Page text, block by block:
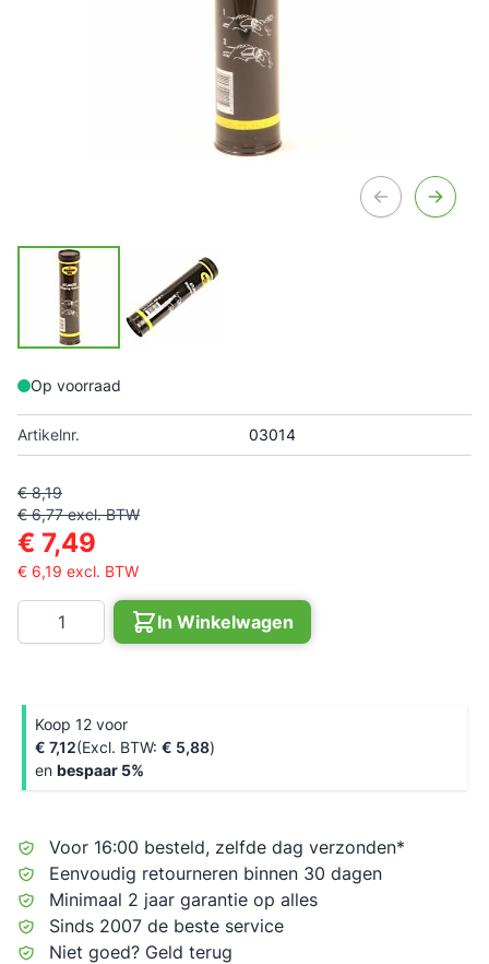
Op voorraad
Artikelnr. 03014
€ 8,19
€ 6,77 excl. BTW
€ 7,49
€ 6,19 excl. BTW
Aantal
In Winkelwagen
Koop 12 voor
€ 7,12
€ 5,88
en bespaar 5%
Voor 16:00 besteld, zelfde dag verzonden*
Eenvoudig retourneren binnen 30 dagen
Minimaal 2 jaar garantie op alles
Sinds 2007 de beste service
Niet goed? Geld terug